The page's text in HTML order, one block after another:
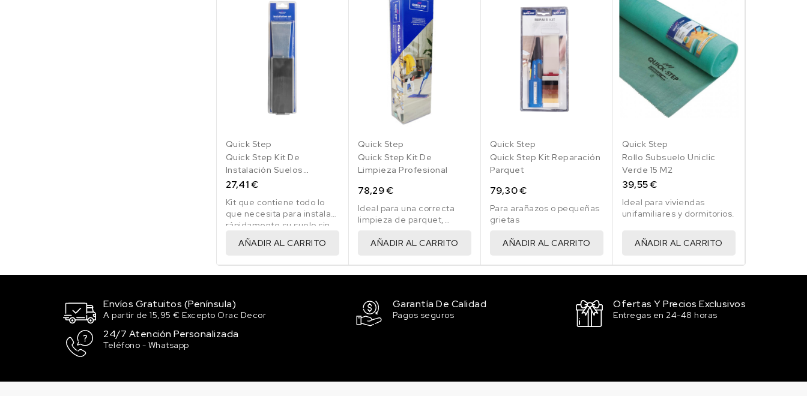
Quick Step
Quick Step Kit De
Instalación Suelos
Laminados
27,41 €
Kit que contiene todo lo
que necesita para instalar
rápidamente su suelo sin
dañarlo
AÑADIR AL CARRITO
Quick Step
Quick Step Kit De
Limpieza Profesional
78,29 €
Ideal para una correcta
limpieza de parquet,
AÑADIR AL CARRITO
Quick Step
Quick Step Kit Reparación
Parquet
79,30 €
Para arañazos o pequeñas
grietas
AÑADIR AL CARRITO
Quick Step
Rollo Subsuelo Uniclic
Verde 15 M2
39,55 €
Ideal para viviendas
unifamiliares y dormitorios.
AÑADIR AL CARRITO
Envíos Gratuitos (Península)
A partir de 15,95 € Excepto Orac Decor
Garantía De Calidad
Pagos seguros
Ofertas Y Precios Exclusivos
Entregas en 24-48 horas
24/7 Atención Personalizada
Teléfono - Whatsapp